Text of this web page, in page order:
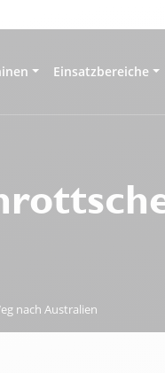
Einsatzbereiche
nach Australien